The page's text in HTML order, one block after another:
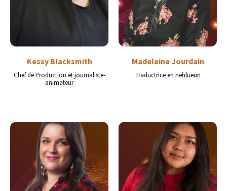
Kessy Blacksmith
Chef de Production et journaliste-
animateur
Madeleine Jourdain
Traductrice en nehlueun